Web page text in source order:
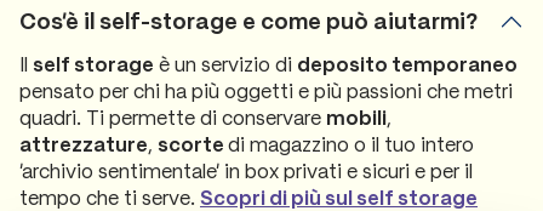
Self storage Pistoia
Via Benedetto Croce, 7 , 51100 Pistoia
Contattaci Scopri la sede
Self storage Roma
Cos’è il self-storage e come può aiutarmi?
Il self storage è un servizio di deposito temporaneo
pensato per chi ha più oggetti e più passioni che metri
quadri. Ti permette di conservare mobili,
attrezzature, scorte di magazzino o il tuo intero
'archivio sentimentale' in box privati e sicuri e per il
tempo che ti serve. Scopri di più sul self storage